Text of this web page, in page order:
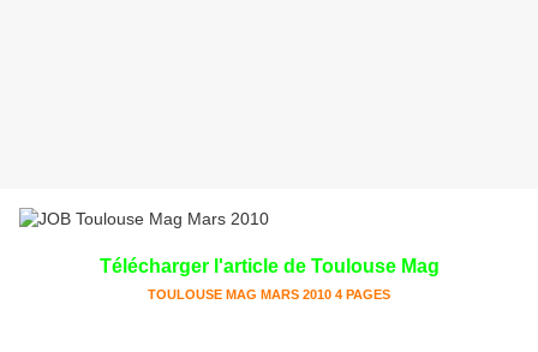
Télécharger l'article de Toulouse Mag
TOULOUSE MAG MARS 2010 4 PAGES